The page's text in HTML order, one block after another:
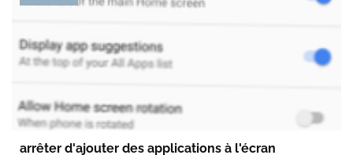
arrêter d'ajouter des applications à l'écran